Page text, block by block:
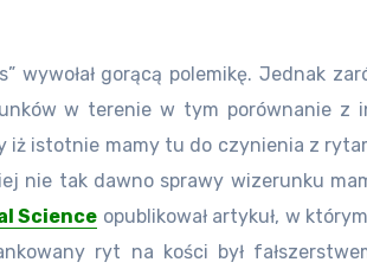
gorącą polemikę. Jednak
w terenie w tym porównanie z
istotnie mamy tu do czynienia z
nie tak dawno sprawy wizerunku
Science opublikował artykuł, w
ryt na kości był